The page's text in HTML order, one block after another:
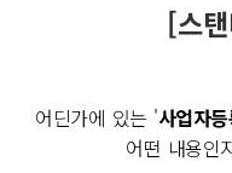
[스
어딘가에 있는 '사업자
어떤 내용인